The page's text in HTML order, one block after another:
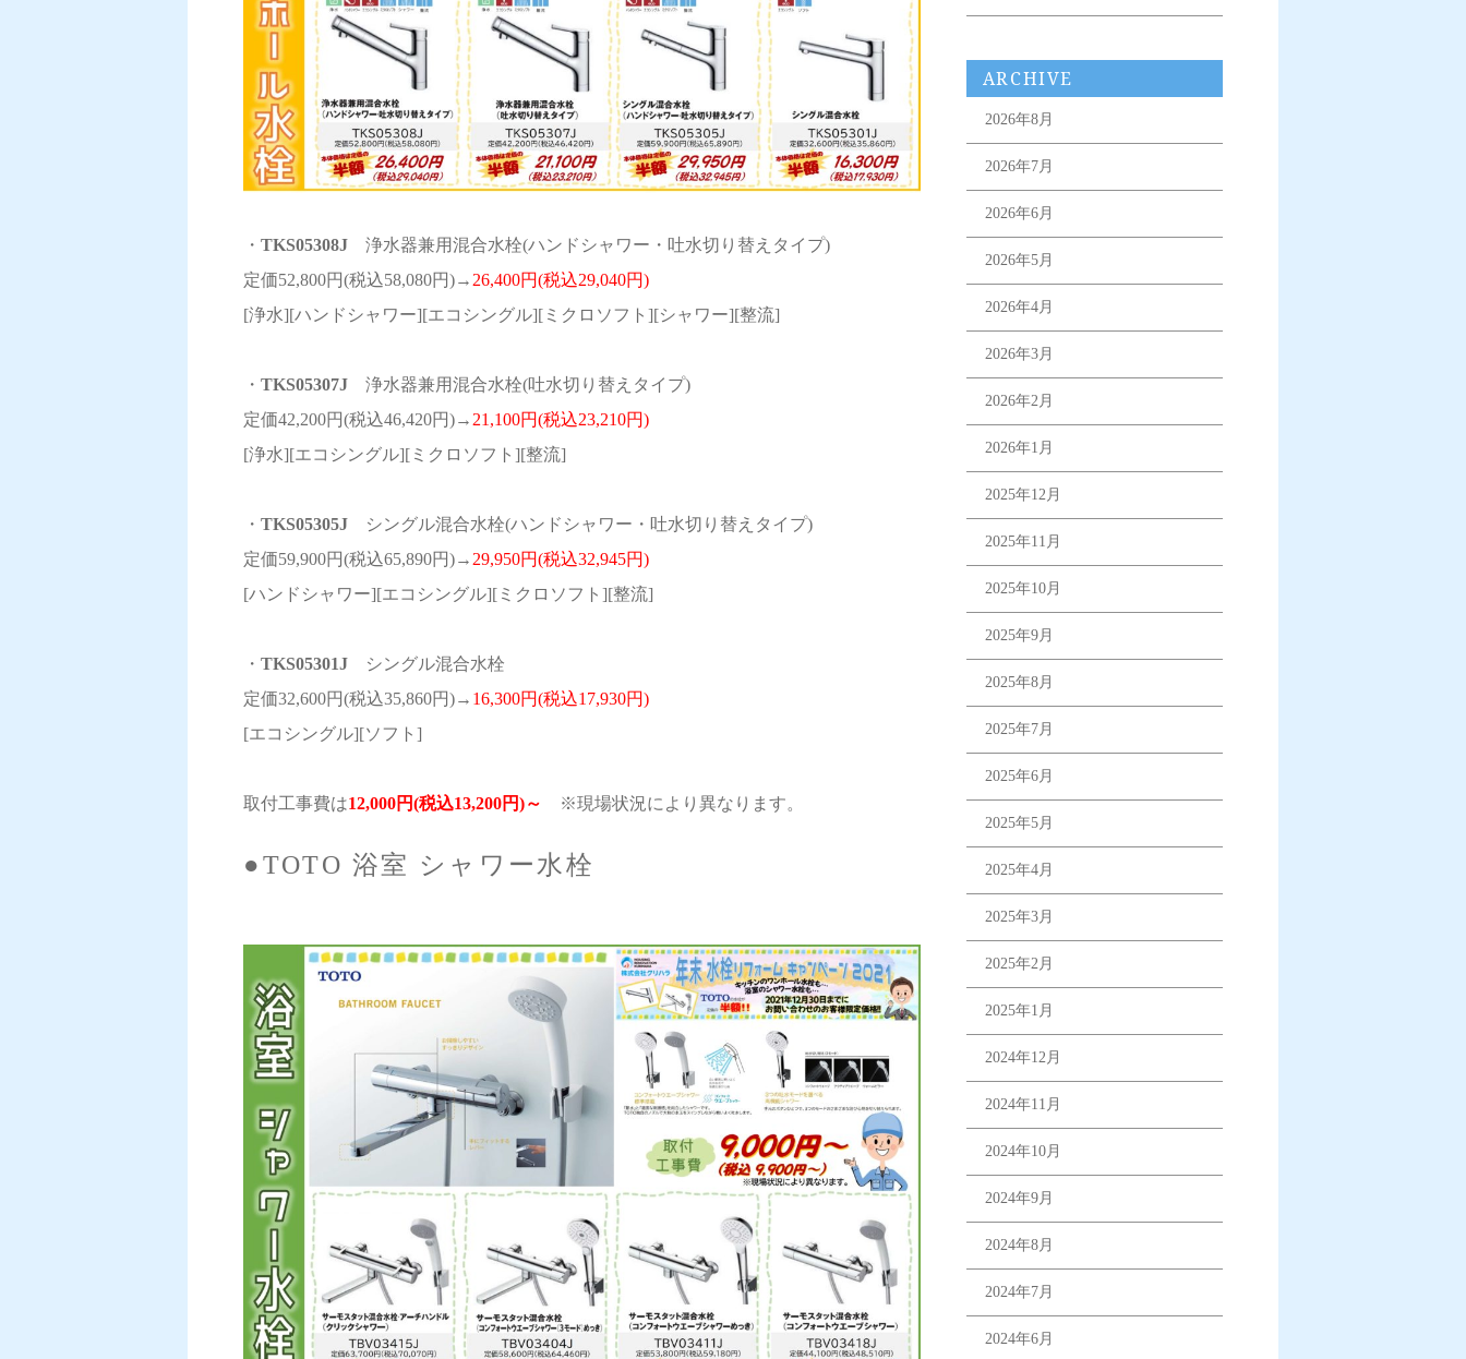
・TKS05308J 浄水器兼用混合水栓(ハンドシャワー・吐水切り替えタイプ)
定価52,800円(税込58,080円)→ 26,400円(税込29,040円)
[浄水][ハンドシャワー][エコシングル][ミクロソフト][シャワー][整流]
・TKS05307J 浄水器兼用混合水栓(吐水切り替えタイプ)
定価42,200円(税込46,420円)→ 21,100円(税込23,210円)
[浄水][エコシングル][ミクロソフト][整流]
・TKS05305J シングル混合水栓(ハンドシャワー・吐水切り替えタイプ)
定価59,900円(税込65,890円)→ 29,950円(税込32,945円)
[ハンドシャワー][エコシングル][ミクロソフト][整流]
・TKS05301J シングル混合水栓
定価32,600円(税込35,860円)→ 16,300円(税込17,930円)
[エコシングル][ソフト]
取付工事費は12,000円(税込13,200円)～ ※現場状況により異なります。
●TOTO 浴室 シャワー水栓
ARCHIVE
2026年8月
2026年7月
2026年6月
2026年5月
2026年4月
2026年3月
2026年2月
2026年1月
2025年12月
2025年11月
2025年10月
2025年9月
2025年8月
2025年7月
2025年6月
2025年5月
2025年4月
2025年3月
2025年2月
2025年1月
2024年12月
2024年11月
2024年10月
2024年9月
2024年8月
2024年7月
2024年6月